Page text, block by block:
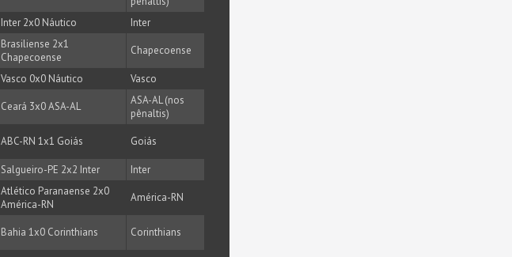
Inter 2x0 Náutico Inter
Brasiliense 2x1
Chapecoense
Chapecoense
Vasco 0x0 Náutico Vasco
Ceará 3x0 ASA-AL
ASA-AL (nos
pênaltis)
ABC-RN 1x1 Goiás Goiás
Salgueiro-PE 2x2 Inter Inter
Atlético Paranaense 2x0
América-RN
América-RN
Bahia 1x0 Corinthians Corinthians